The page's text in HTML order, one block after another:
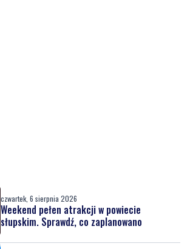
czwartek, 6 sierpnia 2026
Weekend pełen atrakcji w powiecie
słupskim. Sprawdź, co zaplanowano